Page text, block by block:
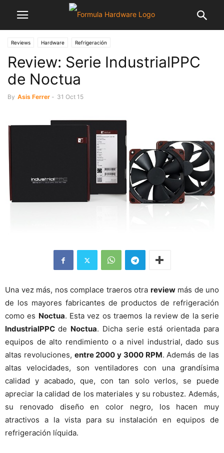
Reviews Hardware Refrigeración
Review: Serie IndustrialPPC
de Noctua
By Asis Ferrer - 31 Oct 15
Una vez más, nos complace traeros otra reviewmás de uno
de los mayores fabricantes de productos de refrigeración
como es Noctua. Esta vez os traemos la review de la serie
IndustrialPPCde Noctua. Dicha serie está orientada para
equipos de alto rendimiento o a nivel industrial, dado sus
altas revoluciones, entre 2000 y 3000 RPM. Además de las
altas velocidades, son ventiladores con una grandísima
calidad y acabado, que, con tan solo verlos, se puede
apreciar la calidad de los materiales y su robustez. Además,
su renovado diseño en color negro, los hacen muy
atractivos a la vista para su instalación en equipos de
refrigeración líquida.